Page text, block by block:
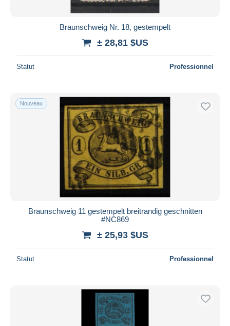
Braunschweig Nr. 18, gestempelt
± 28,81 $US
Statut Professionnel
Nouveau
Braunschweig 11 gestempelt breitrandig geschnitten
#NC869
± 25,93 $US
Statut Professionnel